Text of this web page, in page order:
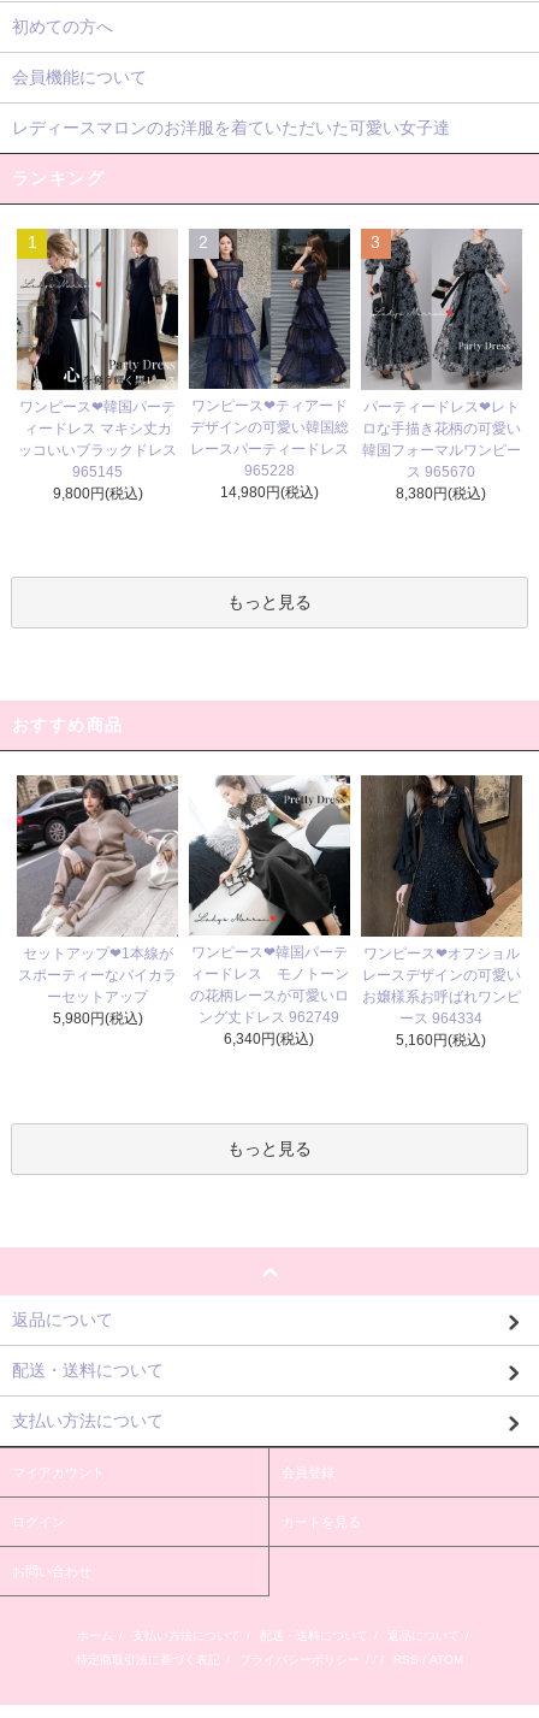
初めての方へ
会員機能について
レディースマロンのお洋服を着ていただいた可愛い女子達
ランキング
1
ワンピース❤韓国パーテ
ィードレス マキシ丈カ
ッコいいブラックドレス
965145
9,800円(税込)
2
ワンピース❤ティアード
デザインの可愛い韓国総
レースパーティードレス
965228
14,980円(税込)
3
パーティードレス❤レト
ロな手描き花柄の可愛い
韓国フォーマルワンピー
ス 965670
8,380円(税込)
もっと見る
おすすめ商品
セットアップ❤1本線が
スポーティーなバイカラ
ーセットアップ
5,980円(税込)
ワンピース❤韓国パーテ
ィードレス モノトーン
の花柄レースが可愛いロ
ング丈ドレス 962749
6,340円(税込)
ワンピース❤オフショル
レースデザインの可愛い
お嬢様系お呼ばれワンピ
ース 964334
5,160円(税込)
もっと見る
返品について
配送・送料について
支払い方法について
マイアカウント 会員登録
ログイン カートを見る
お問い合わせ
ホーム / 支払い方法について / 配送・送料について / 返品について
/
特定商取引法に基づく表記
/ プライバシーポリシー / / / RSS / ATOM